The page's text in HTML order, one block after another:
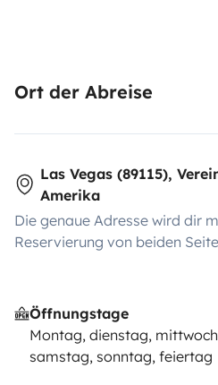
Ort der Abreise
Las Vegas (89115),
Amerika
Die genaue Adresse wird dir
Reservierung von beiden
Öffnungstage
Montag, dienstag,
samstag, sonntag, feiertag